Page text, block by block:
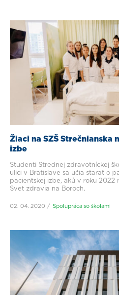
Žiaci na SZŠ Strečnianska
izbe
Študenti Strednej zdravotníckej
ulici v Bratislave sa učia starať o
pacientskej izbe, akú v roku 2022
Svet zdravia na Boroch.
02. 04. 2020 Spolupráca so školami